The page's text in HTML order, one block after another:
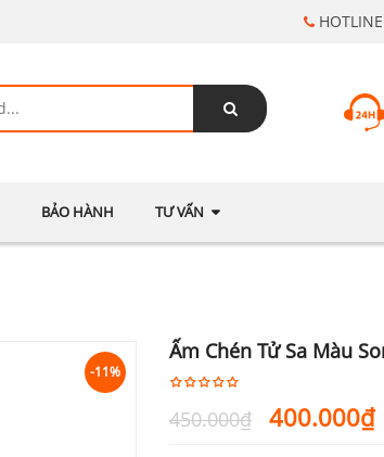
BẢO HÀNH TƯ VẤN
-11%
Ấm Chén Tử Sa Màu
450.000₫
Giá
400.000₫